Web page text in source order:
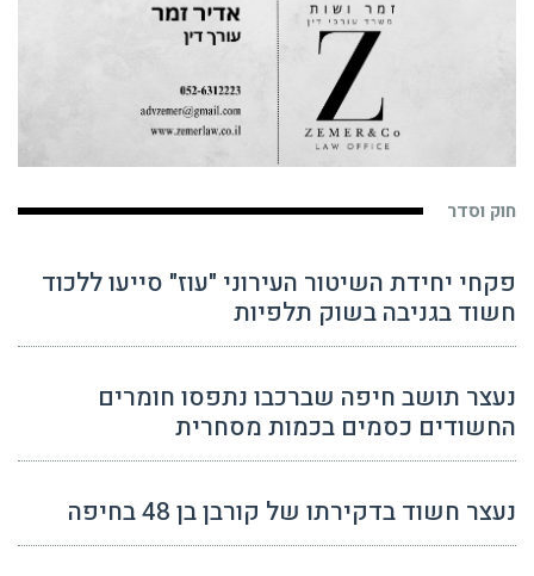
חוק וסדר
פקחי יחידת השיטור העירוני "עוז" סייעו ללכוד
חשוד בגניבה בשוק תלפיות
נעצר תושב חיפה שברכבו נתפסו חומרים
החשודים כסמים בכמות מסחרית
נעצר חשוד בדקירתו של קורבן בן 48 בחיפה